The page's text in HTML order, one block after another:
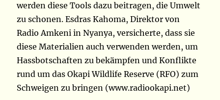
werden diese Tools dazu beitragen, die Umwelt
zu schonen. Esdras Kahoma, Direktor von
Radio Amkeni in Nyanya, versicherte, dass sie
diese Materialien auch verwenden werden, um
Hassbotschaften zu bekämpfen und Konflikte
rund um das Okapi Wildlife Reserve (RFO) zum
Schweigen zu bringen (www.radiookapi.net)